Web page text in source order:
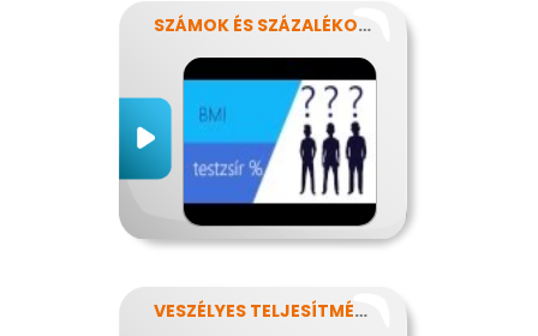
SZÁMOK ÉS SZÁZALÉKOK REJTELMEI
VESZÉLYES TELJESÍTMÉNY